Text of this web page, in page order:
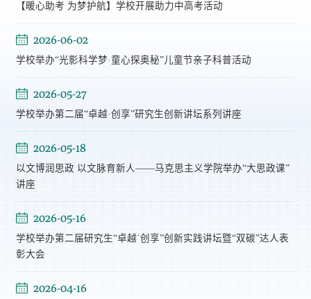
【暖心助考 为梦护航】学校开展助力中高考活动
2026-06-02
学校举办“光影科学梦·童心探奥秘”儿童节亲子科普活动
2026-05-27
学校举办第二届“卓越·创享”研究生创新讲坛系列讲座
2026-05-18
以文博润思政 以文脉育新人——马克思主义学院举办“大思政课”
讲座
2026-05-16
学校举办第二届研究生“卓越˙创享”创新实践讲坛暨“双碳”达人表
彰大会
2026-04-16